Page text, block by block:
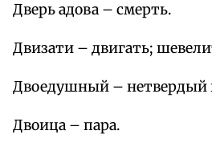
Дверь адова – смерть.
Двизати – двигать;
Двоедушный – нетвердый
Двоица – пара.